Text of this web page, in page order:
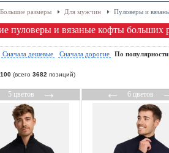
Большие размеры Для мужчин Пуловеры и
пуловеры и вязаные кофты больших
Сначала дешевые Сначала дорогие По популярности
100 (всего 3682 позиций)
5 цветов→ ←6 цветов